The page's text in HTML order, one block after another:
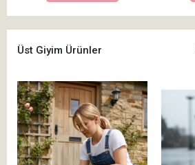
Üst Giyim Ürünler